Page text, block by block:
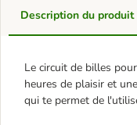
Description du produit
Le circuit de billes
heures de plaisir et
qui te permet de